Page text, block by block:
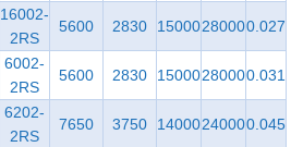
16002-
2RS
5600 2830 15000280000.027
6002-
2RS
5600 2830 15000280000.031
6202-
2RS
7650 3750 14000240000.045